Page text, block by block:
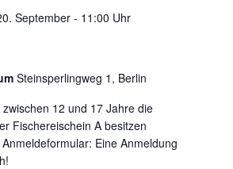
September - 11:00 Uhr
Steinsperlingweg 1, Berlin
12 und 17 Jahre die
Fischereischein A besitzen
Eine Anmeldung